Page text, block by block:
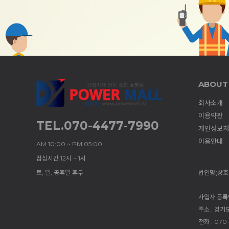
TEL.070-4477-7990
AM 10:00 ~ PM 05:00
점심시간 12시 ~ 1시
토, 일, 공휴일 휴무
회사소개
이용약관
개인정보
이용안내
법인명(상
사업자 등
주소 : 경기
전화 :